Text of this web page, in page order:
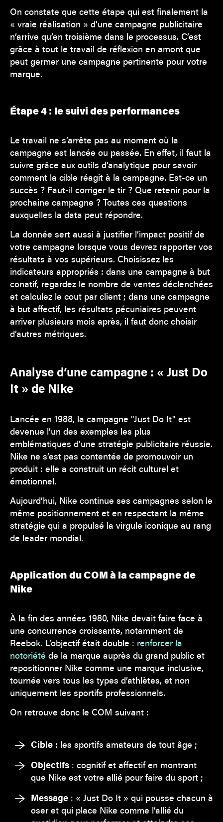
On constate que cette étape qui est finalement la
« vraie réalisation » d’une campagne publicitaire
n’arrive qu’en troisième dans le processus. C’est
grâce à tout le travail de réflexion en amont que
peut germer une campagne pertinente pour votre
marque.
Étape 4 : le suivi des performances
Le travail ne s’arrête pas au moment où la
campagne est lancée ou passée. En effet, il faut la
suivre grâce aux outils d’analytique pour savoir
comment la cible réagit à la campagne. Est-ce un
succès ? Faut-il corriger le tir ? Que retenir pour la
prochaine campagne ? Toutes ces questions
auxquelles la data peut répondre.
La donnée sert aussi à justifier l’impact positif de
votre campagne lorsque vous devrez rapporter vos
résultats à vos supérieurs. Choisissez les
indicateurs appropriés : dans une campagne à but
conatif, regardez le nombre de ventes déclenchées
et calculez le cout par client ; dans une campagne
à but affectif, les résultats pécuniaires peuvent
arriver plusieurs mois après, il faut donc choisir
d’autres métriques.
Analyse d’une campagne : « Just Do
It » de Nike
Lancée en 1988, la campagne "Just Do It" est
devenue l’un des exemples les plus
emblématiques d’une stratégie publicitaire réussie.
Nike ne s’est pas contentée de promouvoir un
produit : elle a construit un récit culturel et
émotionnel.
Aujourd’hui, Nike continue ses campagnes selon le
même positionnement et en respectant la même
stratégie qui a propulsé la virgule iconique au rang
de leader mondial.
Application du COM à la campagne de
Nike
À la fin des années 1980, Nike devait faire face à
une concurrence croissante, notamment de
Reebok. L’objectif était double : renforcer la
notoriété de la marque auprès du grand public et
repositionner Nike comme une marque inclusive,
tournée vers tous les types d’athlètes, et non
uniquement les sportifs professionnels.
On retrouve donc le COM suivant :
Cible : les sportifs amateurs de tout âge ;
Objectifs : cognitif et affectif en montrant
que Nike est votre allié pour faire du sport ;
Message : « Just Do It » qui pousse chacun à
oser et qui place Nike comme l’allié du